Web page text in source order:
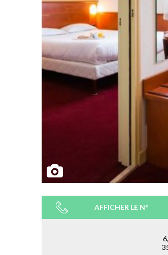
AFFICHER LE N°